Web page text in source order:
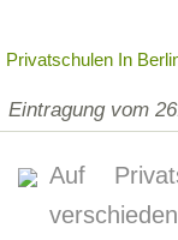
Privatschulen In
Eintragung vom
Auf